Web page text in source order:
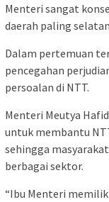
Menteri sangat
daerah paling
Dalam pertemuan
pencegahan
persoalan di NTT.
Menteri Meutya
untuk membantu
sehingga
berbagai sektor.
“Ibu Menteri